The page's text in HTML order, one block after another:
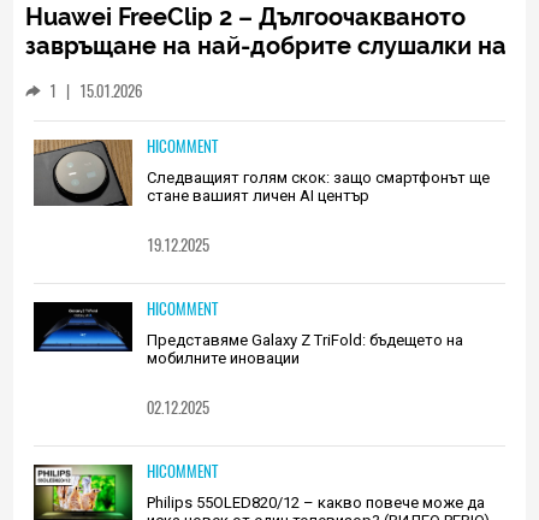
Huawei FreeClip 2 – Дългоочакваното
завръщане на най-добрите слушалки на
1 | 15.01.2026
HICOMMENT
Следващият голям скок: защо смартфонът ще
стане вашият личен AI център
19.12.2025
HICOMMENT
Представяме Galaxy Z TriFold: бъдещето на
мобилните иновации
02.12.2025
HICOMMENT
Philips 55OLED820/12 – какво повече може да